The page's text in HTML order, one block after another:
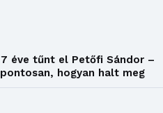
éve tűnt el Petőfi Sándor –
hogyan halt meg